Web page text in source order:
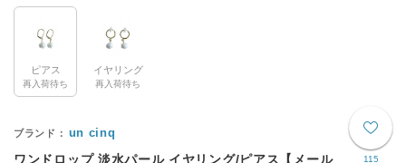
ピアス
再入荷待ち
イヤリング
再入荷待ち
115
un cinq
ワンドロップ 淡水パール イヤリング/ピアス【メール